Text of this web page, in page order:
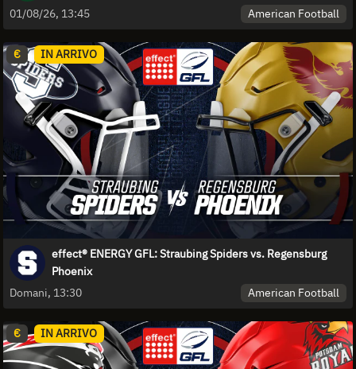
01/08/26, 13:45 American Football
€ IN ARRIVO
effect® ENERGY GFL: Straubing Spiders vs. Regensburg
Phoenix
Domani, 13:30
American Football
€ IN ARRIVO